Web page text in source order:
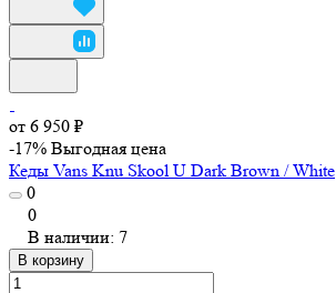
от 6 950 ₽
-17% Выгодная цена
Кеды Vans Knu Skool U Dark Brown / White
0
0
В наличии: 7
В корзину